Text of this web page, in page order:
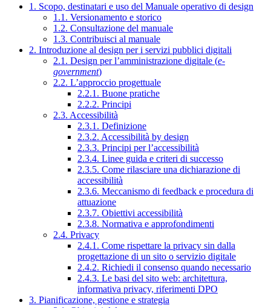
1. Scopo, destinatari e uso del Manuale operativo di design
1.1. Versionamento e storico
1.2. Consultazione del manuale
1.3. Contribuisci al manuale
2. Introduzione al design per i servizi pubblici digitali
2.1. Design per l’amministrazione digitale (e-
government)
2.2. L’approccio progettuale
2.2.1. Buone pratiche
2.2.2. Principi
2.3. Accessibilità
2.3.1. Definizione
2.3.2. Accessibilità by design
2.3.3. Principi per l’accessibilità
2.3.4. Linee guida e criteri di successo
2.3.5. Come rilasciare una dichiarazione di
accessibilità
2.3.6. Meccanismo di feedback e procedura di
attuazione
2.3.7. Obiettivi accessibilità
2.3.8. Normativa e approfondimenti
2.4. Privacy
2.4.1. Come rispettare la privacy sin dalla
progettazione di un sito o servizio digitale
2.4.2. Richiedi il consenso quando necessario
2.4.3. Le basi del sito web: architettura,
informativa privacy, riferimenti DPO
3. Pianificazione, gestione e strategia